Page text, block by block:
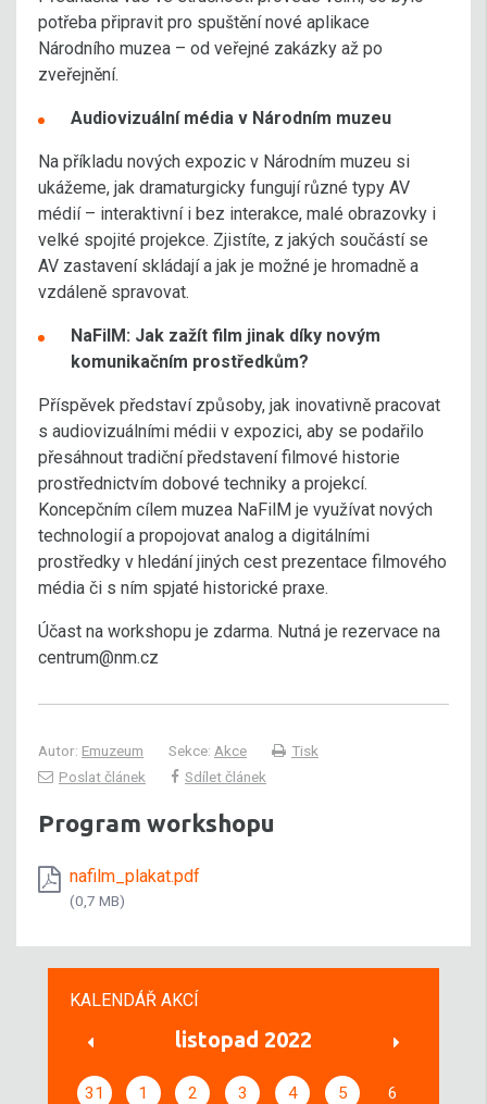
potřeba připravit pro spuštění nové aplikace
Národního muzea – od veřejné zakázky až po
zveřejnění.
Audiovizuální média v Národním muzeu
Na příkladu nových expozic v Národním muzeu si
ukážeme, jak dramaturgicky fungují různé typy AV
médií – interaktivní i bez interakce, malé obrazovky i
velké spojité projekce. Zjistíte, z jakých součástí se
AV zastavení skládají a jak je možné je hromadně a
vzdáleně spravovat.
NaFilM: Jak zažít film jinak díky novým
komunikačním prostředkům?
Příspěvek představí způsoby, jak inovativně pracovat
s audiovizuálními médii v expozici, aby se podařilo
přesáhnout tradiční představení filmové historie
prostřednictvím dobové techniky a projekcí.
Koncepčním cílem muzea NaFilM je využívat nových
technologií a propojovat analog a digitálními
prostředky v hledání jiných cest prezentace filmového
média či s ním spjaté historické praxe.
Účast na workshopu je zdarma. Nutná je rezervace na
centrum@nm.cz
Autor: Emuzeum Sekce: Akce
Tisk
Poslat článek
Sdílet článek
Program workshopu
nafilm_plakat.pdf
(0,7 MB)
KALENDÁŘ AKCÍ
listopad 2022
31 1 2 3 4 5
6